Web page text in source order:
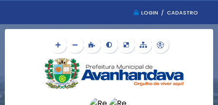
LOGIN / CADASTRO